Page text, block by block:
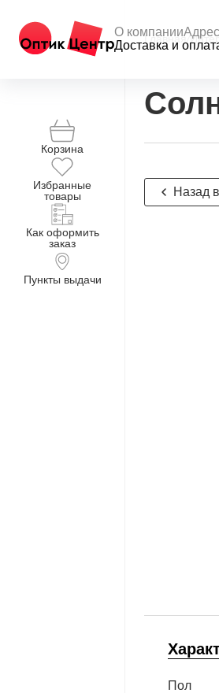
О компании
Доставка и
Корзина
Избранные
товары
Как оформить
заказ
Пункты выдачи
Главная
Назад
Пол